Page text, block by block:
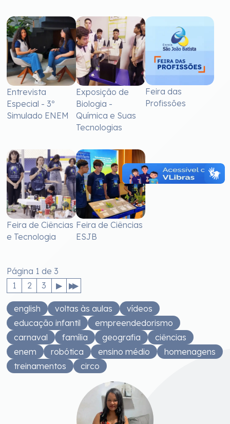
Entrevista
Especial - 3º
Simulado ENEM
Exposição de
Biologia -
Química e Suas
Tecnologias
Feira das
Profissões
Feira de Ciências
e Tecnologia
Feira de Ciências
ESJB
Página 1 de 3
1
2 3
english voltas às aulas
vídeos
educação infantil
empreendedorismo
carnaval
família geografia
ciências
enem
robótica ensino médio
homenagens
treinamentos
circo